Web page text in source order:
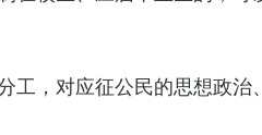
工，对应征公民的思想政治